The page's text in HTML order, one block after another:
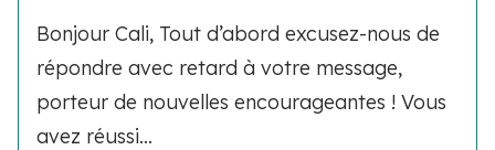
Bonjour Cali, Tout d’abord excusez-nous de
répondre avec retard à votre message,
porteur de nouvelles encourageantes ! Vous
avez réussi...